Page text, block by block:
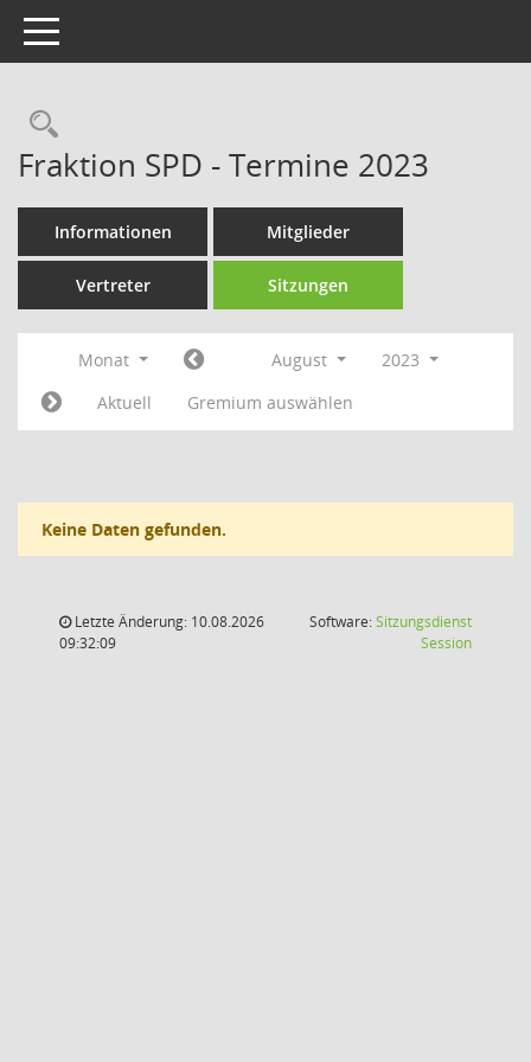
Toggle navigation
Rechercheauswahl
Fraktion SPD - Termine 2023
Informationen Mitglieder
Vertreter Sitzungen
Monat August
2023
Aktuell
Gremium auswählen
Keine Daten gefunden.
Letzte Änderung: 10.08.2026
09:32:09
Software:Sitzungsdienst
Session(Wird in